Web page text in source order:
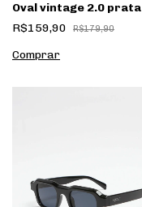
Oval vintage 2.0 prata
R$159,90
R$179,90